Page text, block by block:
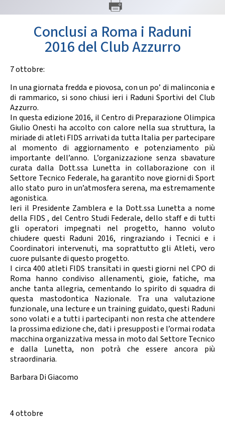
GARE
Contatti Discipline
Tesseramento Territorio
Formazione Albo Soci
Calendario Gare Media
Conclusi a Roma i Raduni
2016 del Club Azzurro
7 ottobre:
In una giornata fredda e piovosa, con un po’ di malinconia e
di rammarico, si sono chiusi ieri i Raduni Sportivi del Club
Azzurro.
In questa edizione 2016, il Centro di Preparazione Olimpica
Giulio Onesti ha accolto con calore nella sua struttura, la
miriade di atleti FIDS arrivati da tutta Italia per partecipare
al momento di aggiornamento e potenziamento più
importante dell’anno. L’organizzazione senza sbavature
curata dalla Dott.ssa Lunetta in collaborazione con il
Settore Tecnico Federale, ha garantito nove giorni di Sport
allo stato puro in un’atmosfera serena, ma estremamente
agonistica.
Ieri il Presidente Zamblera e la Dott.ssa Lunetta a nome
della FIDS , del Centro Studi Federale, dello staff e di tutti
gli operatori impegnati nel progetto, hanno voluto
chiudere questi Raduni 2016, ringraziando i Tecnici e i
Coordinatori intervenuti, ma soprattutto gli Atleti, vero
cuore pulsante di questo progetto.
I circa 400 atleti FIDS transitati in questi giorni nel CPO di
Roma hanno condiviso allenamenti, gioie, fatiche, ma
anche tanta allegria, cementando lo spirito di squadra di
questa mastodontica Nazionale. Tra una valutazione
funzionale, una lecture e un training guidato, questi Raduni
sono volati e a tutti i partecipanti non resta che attendere
la prossima edizione che, dati i presupposti e l’ormai rodata
macchina organizzativa messa in moto dal Settore Tecnico
e dalla Lunetta, non potrà che essere ancora più
straordinaria.
Barbara Di Giacomo
4 ottobre